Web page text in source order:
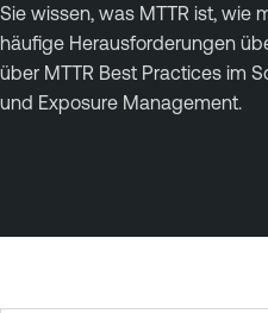
Sie wissen, was MTTR ist, wie
häufige Herausforderungen
über MTTR Best Practices im
und Exposure Management.